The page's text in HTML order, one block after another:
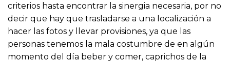
criterios hasta encontrar la sinergia necesaria, por no
decir que hay que trasladarse a una localización a
hacer las fotos y llevar provisiones, ya que las
personas tenemos la mala costumbre de en algún
momento del día beber y comer, caprichos de la